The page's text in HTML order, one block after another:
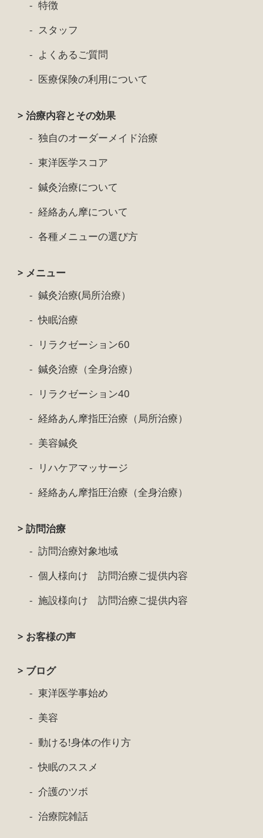
特徴
スタッフ
よくあるご質問
医療保険の利用について
> 治療内容とその効果
独自のオーダーメイド治療
東洋医学スコア
鍼灸治療について
経絡あん摩について
各種メニューの選び方
> メニュー
鍼灸治療(局所治療）
快眠治療
リラクゼーション60
鍼灸治療（全身治療）
リラクゼーション40
経絡あん摩指圧治療（局所治療）
美容鍼灸
リハケアマッサージ
経絡あん摩指圧治療（全身治療）
> 訪問治療
訪問治療対象地域
個人様向け 訪問治療ご提供内容
施設様向け 訪問治療ご提供内容
> お客様の声
> ブログ
東洋医学事始め
美容
動ける!身体の作り方
快眠のススメ
介護のツボ
治療院雑話